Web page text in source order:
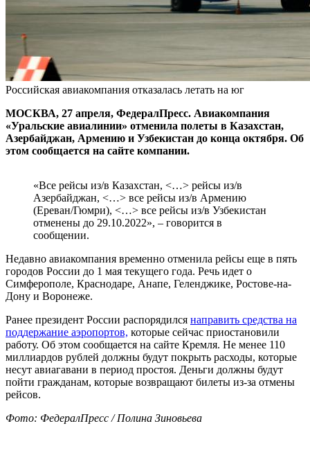
Российская авиакомпания отказалась летать на юг
МОСКВА, 27 апреля, ФедералПресс. Авиакомпания
«Уральские авиалинии» отменила полеты в Казахстан,
Азербайджан, Армению и Узбекистан до конца октября. Об
этом сообщается на сайте компании.
«Все рейсы из/в Казахстан, <…> рейсы из/в
Азербайджан, <…> все рейсы из/в Армению
(Ереван/Гюмри), <…> все рейсы из/в Узбекистан
отменены до 29.10.2022», – говорится в
сообщении.
Недавно авиакомпания временно отменила рейсы еще в пять
городов России до 1 мая текущего года. Речь идет о
Симферополе, Краснодаре, Анапе, Геленджике, Ростове-на-
Дону и Воронеже.
Ранее президент России распорядился направить средства на
поддержание аэропортов, которые сейчас приостановили
работу. Об этом сообщается на сайте Кремля. Не менее 110
миллиардов рублей должны будут покрыть расходы, которые
несут авиагавани в период простоя. Деньги должны будут
пойти гражданам, которые возвращают билеты из-за отмены
рейсов.
Фото: ФедералПресс / Полина Зиновьева